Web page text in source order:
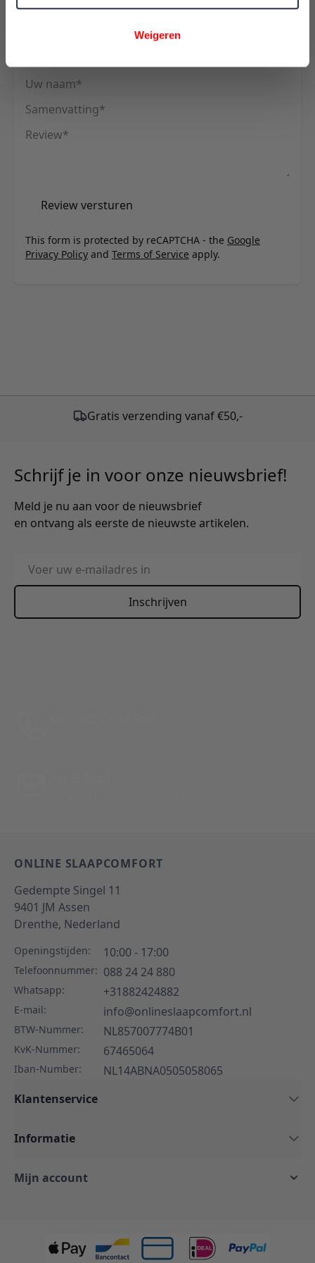
Weigeren
Uw naam
Samenvatting
Review
Review versturen
This form is protected by reCAPTCHA - the Google
Privacy Policy and Terms of Service apply.
Gratis verzending vanaf €50,-
Schrijf je in voor onze nieuwsbrief!
Meld je nu aan voor de nieuwsbrief
en ontvang als eerste de nieuwste artikelen.
E-mailadres
Inschrijven
ONLINE SLAAPCOMFORT
Gedempte Singel 11
9401 JM Assen
Drenthe, Nederland
Openingstijden: 10:00 - 17:00
Telefoonnummer: 088 24 24 880
Whatsapp: +31882424882
E-mail: info@onlineslaapcomfort.nl
BTW-Nummer: NL857007774B01
KvK-Nummer: 67465064
Iban-Number:
NL14ABNA0505058065
Klantenservice
Informatie
Mijn account